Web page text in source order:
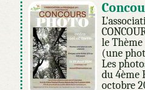
le
(une
Les
du 4ème
octobre